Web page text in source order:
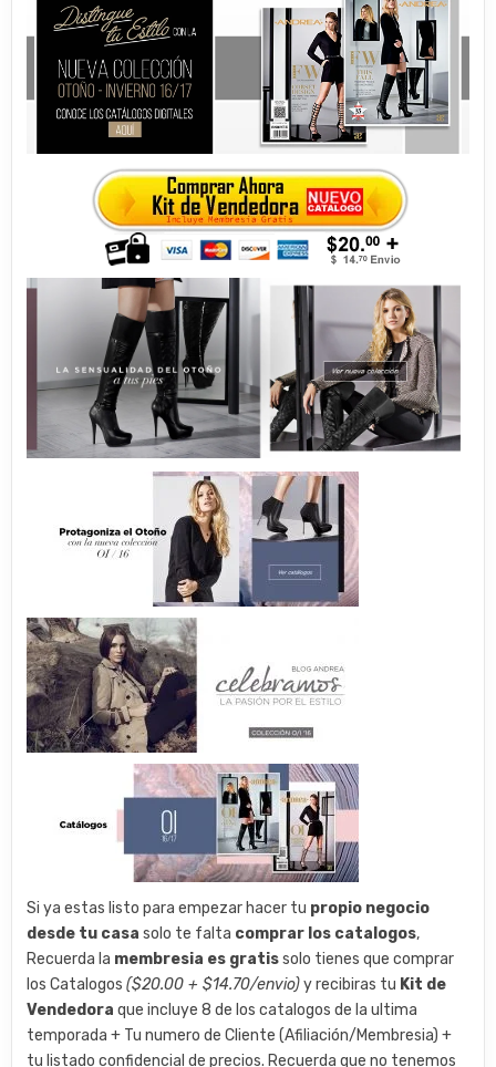
Si ya estas listo para empezar hacer tu propio negocio
desde tu casa solo te falta comprar los catalogos,
Recuerda la membresia es gratissolo tienes que comprar
los Catalogos($20.00 + $14.70/envio)y recibiras tu Kit de
Vendedora que incluye 8 de los catalogos de la ultima
temporada + Tu numero de Cliente (Afiliación/Membresia) +
tu listado confidencial de precios. Recuerda que no tenemos